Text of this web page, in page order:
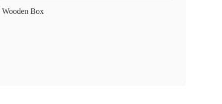
Wooden Box